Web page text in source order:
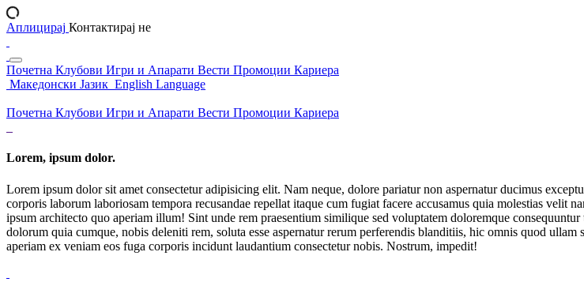
Аплицирај Контактирај не
Почетна Клубови Игри и Апарати Вести Промоции Кариера
Македонски Јазик English Language
Почетна Клубови Игри и Апарати Вести Промоции Кариера
Lorem, ipsum dolor.
Lorem ipsum dolor sit amet consectetur adipisicing elit. Nam neque, dolore pariatur non aspernatur ducimus
corporis laborum laboriosam tempora recusandae repellat itaque cum fugiat facere accusamus quia molestias velit
ipsum architecto quo aperiam illum! Sint unde rem praesentium similique sed voluptatem doloremque
dolorum quia cumque, nobis deleniti rem, soluta esse aspernatur rerum perferendis blanditiis, hic omnis quod
aperiam ex veniam eos fuga corporis incidunt laudantium consectetur nobis. Nostrum, impedit!